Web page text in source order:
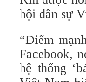
hội dân sự
“Điểm
Facebook,
hệ thống